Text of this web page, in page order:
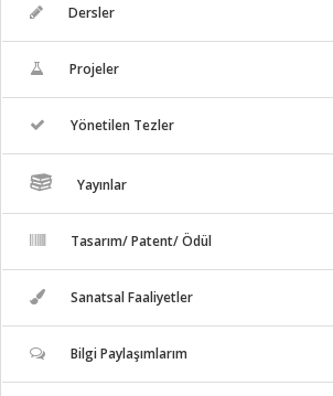
Dersler
Projeler
Yönetilen Tezler
Yayınlar
Tasarım/ Patent/ Ödül
Sanatsal Faaliyetler
Bilgi Paylaşımlarım